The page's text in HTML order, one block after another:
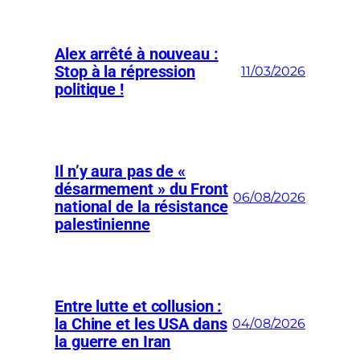
Alex arrêté à nouveau :
Stop à la répression
politique !
11/03/2026
Il n’y aura pas de «
désarmement » du Front
national de la résistance
palestinienne
06/08/2026
Entre lutte et collusion :
la Chine et les USA dans
la guerre en Iran
04/08/2026